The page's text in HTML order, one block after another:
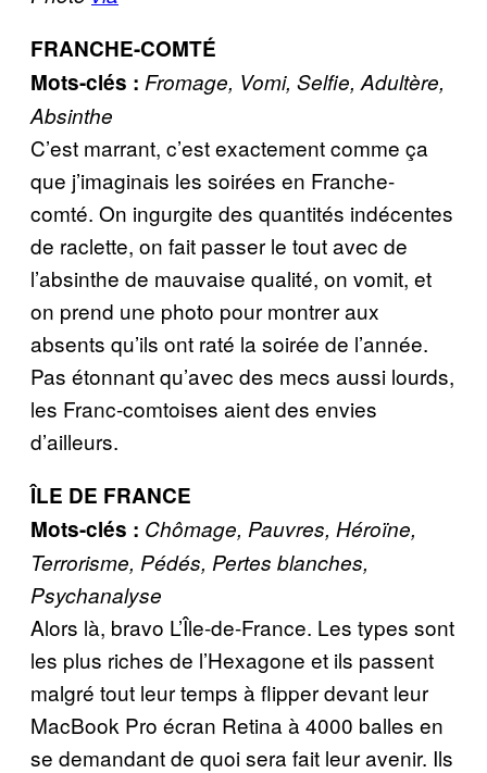
FRANCHE-COMTÉ
Mots-clés : Fromage, Vomi, Selfie, Adultère,
Absinthe
C’est marrant, c’est exactement comme ça
que j’imaginais les soirées en Franche-
comté. On ingurgite des quantités indécentes
de raclette, on fait passer le tout avec de
l’absinthe de mauvaise qualité, on vomit, et
on prend une photo pour montrer aux
absents qu’ils ont raté la soirée de l’année.
Pas étonnant qu’avec des mecs aussi lourds,
les Franc-comtoises aient des envies
d’ailleurs.
ÎLE DE FRANCE
Mots-clés : Chômage, Pauvres, Héroïne,
Terrorisme, Pédés, Pertes blanches,
Psychanalyse
Alors là, bravo L’Île-de-France. Les types sont
les plus riches de l’Hexagone et ils passent
malgré tout leur temps à flipper devant leur
MacBook Pro écran Retina à 4000 balles en
se demandant de quoi sera fait leur avenir. Ils